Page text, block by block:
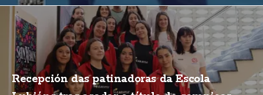
Recepción das patinadoras da Escola